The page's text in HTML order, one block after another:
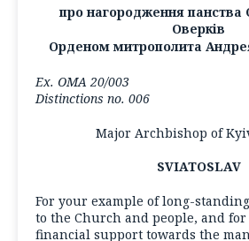
про нагородження панства
Оверків
Орденом митрополита
Ex. ОМА 20/003
Distinctions no. 006
Major Archbishop of
SVIATOSLAV
For your example of long-
to the Church and people, and
financial support towards the